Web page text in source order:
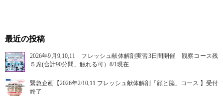
最近の投稿
2026年9月9,10,11 フレッシュ献体解剖実習3日間開催 観察コース残
５席(合計90分間、触れる可）8/1現在
緊急企画【2026年2/10,11 フレッシュ献体解剖「顔と脳」コース 】受付
終了